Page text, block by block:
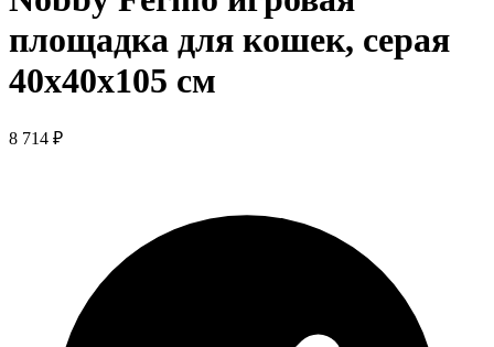
площадка для кошек, серая
40х40х105 см
8 714 ₽